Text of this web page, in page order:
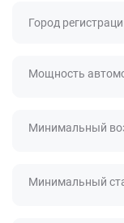
Город
Мощность
Минимальный
Минимальный